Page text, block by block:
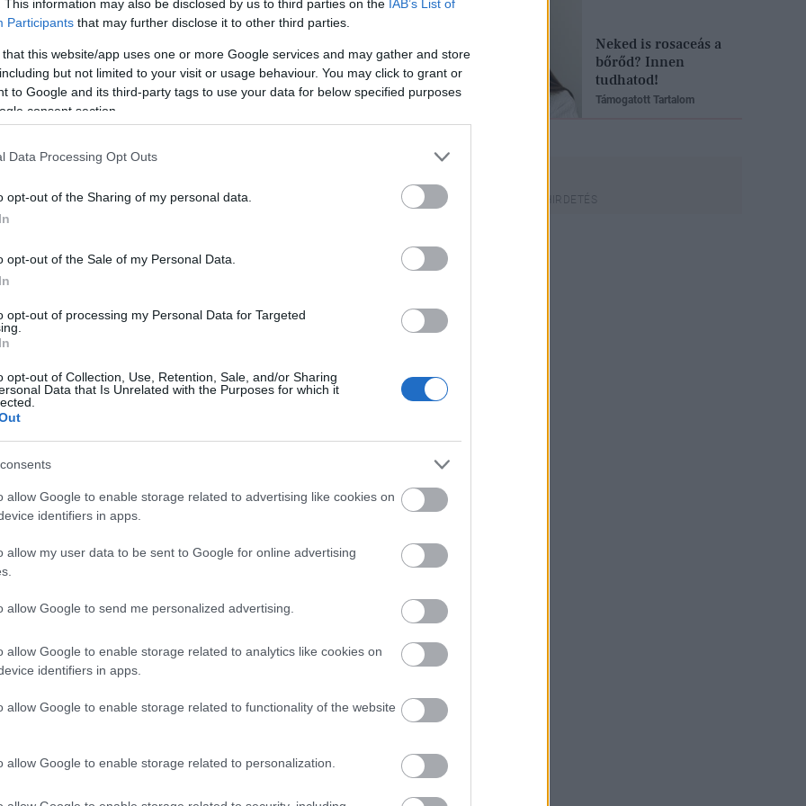
This information may also be disclosed by us to third parties on the IAB’s List of
Participants that may further disclose it to other third parties.
that this website/app uses one or more Google services and may gather and store
but not limited to your visit or usage behaviour. You may click to grant or
to Google and its third-party tags to use your data for below specified purposes
consent section.
Data Processing Opt Outs
opt-out of the Sharing of my personal data.
opt-out of the Sale of my Personal Data.
opt-out of processing my Personal Data for Targeted
opt-out of Collection, Use, Retention, Sale, and/or Sharing
Data that Is Unrelated with the Purposes for which it
allow Google to enable storage related to advertising like cookies on
identifiers in apps.
allow my user data to be sent to Google for online advertising
allow Google to send me personalized advertising.
allow Google to enable storage related to analytics like cookies on
identifiers in apps.
allow Google to enable storage related to functionality of the website
allow Google to enable storage related to personalization.
Létezik!
shopping körútra induljak, akkor
egyáltalán be tudok-e menni a
ezért többségében a plázákat
kisebb butikokban, szalonokban,
akadálymentesítés
adott ahhoz, hogy kényelmesen
hiszenaz üzletek nemcsak
kerekesszékesek számára
magam a hatalmas tükörben - igaz,
viszont itt remekül neki tudok
miért is van bennem egy fék?
„Bárcsak úgy látnál
engem, ahogyan én
látom magamat!” -
Kerekesszékesként is
magam, és köszönöm,
ha ezt elfogadod
cipekedés az, amik miatt sokkal
megéri, mert nincs annál
térsz haza. Számomra
ruha nem jut át a rostán: fehéret
Neked is rosaceás a
bőrőd? Innen
tudhatod!
Támogatott Tartalom